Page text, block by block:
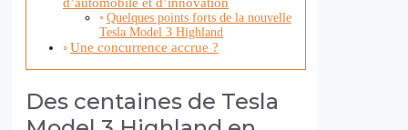
Quelques points forts de la nouvelle
Tesla Model 3 Highland
Une concurrence accrue ?
Des centaines de Tesla